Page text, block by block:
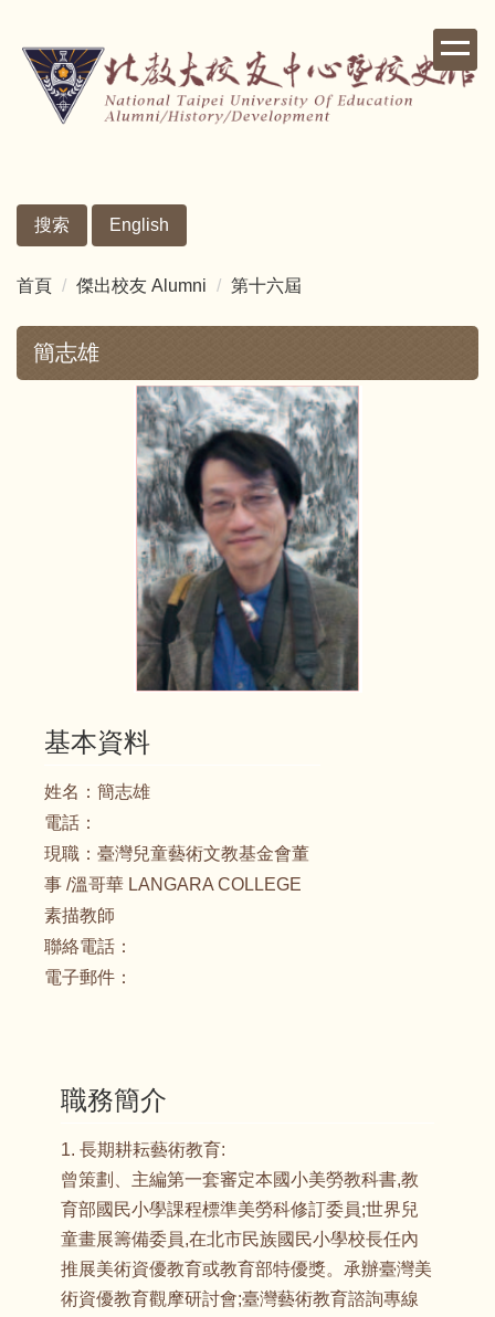
到
搜索 English
首頁 傑出校友 Alumni 第十六屆
簡志雄
基本資料
姓名： 簡志雄
電話：
現職： 臺灣兒童藝術文教基金會董
事 /溫哥華 LANGARA COLLEGE
素描教師
聯絡電話：
電子郵件：
職務簡介
1. 長期耕耘藝術教育:
曾策劃、主編第一套審定本國小美勞教科書,教
育部國民小學課程標準美勞科修訂委員;世界兒
童畫展籌備委員,在北市民族國民小學校長任內
推展美術資優教育或教育部特優獎。承辦臺灣美
術資優教育觀摩研討會;臺灣藝術教育諮詢專線